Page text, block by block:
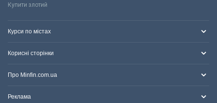
Купити злотий
Курси по містах
Корисні сторінки
Про Minfin.com.ua
Реклама